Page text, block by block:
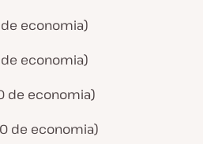
economia)
economia)
de economia)
de economia)